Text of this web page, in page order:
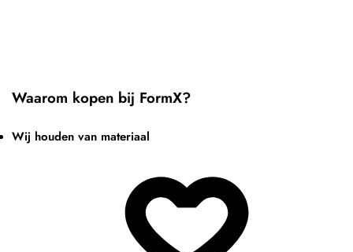
Waarom kopen bij FormX?
Wij houden van materiaal